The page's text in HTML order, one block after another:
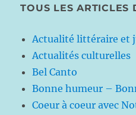
TOUS LES ARTICLES
Actualité littéraire et
Actualités culturelles
Bel Canto
Bonne humeur –
Coeur à coeur avec